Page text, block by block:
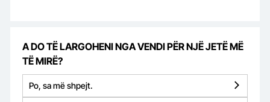
A DO TË LARGOHENI NGA VENDI PËR NJË JETË MË
TË MIRË?
Po, sa më shpejt.